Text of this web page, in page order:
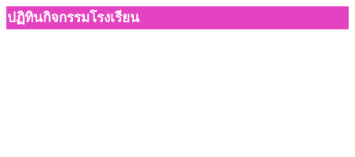
ปฏิทินกิจกรรมโรงเรียน